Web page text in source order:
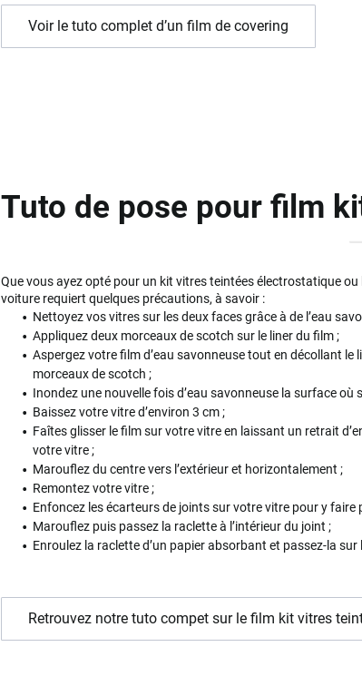
Voir le tuto complet d’un film de covering
Tuto de pose pour film
Que vous ayez opté pour un kit vitres teintées électrostatique
voiture requiert quelques précautions, à savoir :
Nettoyez vos vitres sur les deux faces grâce à de l’eau
Appliquez deux morceaux de scotch sur le liner du film ;
Aspergez votre film d’eau savonneuse tout en décollant
morceaux de scotch ;
Inondez une nouvelle fois d’eau savonneuse la surface où
Baissez votre vitre d’environ 3 cm ;
Faîtes glisser le film sur votre vitre en laissant un retrait
votre vitre ;
Marouflez du centre vers l’extérieur et horizontalement ;
Remontez votre vitre ;
Enfoncez les écarteurs de joints sur votre vitre pour y faire
Marouflez puis passez la raclette à l’intérieur du joint ;
Enroulez la raclette d’un papier absorbant et passez-la
Retrouvez notre tuto compet sur le film kit vitres